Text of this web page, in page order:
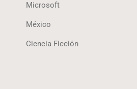
Microsoft
México
Ciencia Ficción